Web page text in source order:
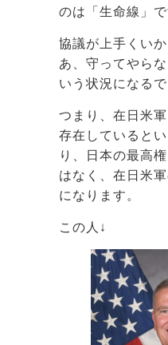
のは「生命線」で
協議が上手くい
あ、守ってやら
いう状況になるで
つまり、在日米
存在していると
り、日本の最高
はなく、在日米
になります。
この人↓